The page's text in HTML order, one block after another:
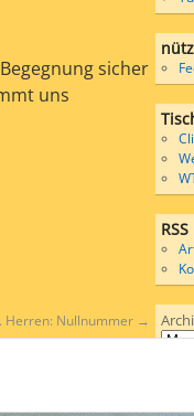
sicher
uns
Herren: Nullnummer →
RSS